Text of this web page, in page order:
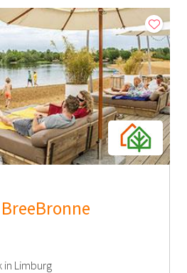
in Limburg